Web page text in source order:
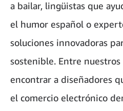
a bailar, lingüistas que
el humor español o
soluciones innovadoras
sostenible. Entre
encontrar a diseñadores
el comercio electrónico